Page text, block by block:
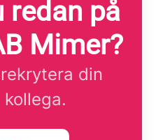
redan på
Mimer?
din